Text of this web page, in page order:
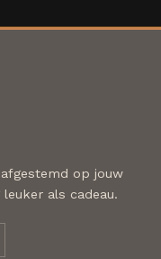
op jouw
als cadeau.